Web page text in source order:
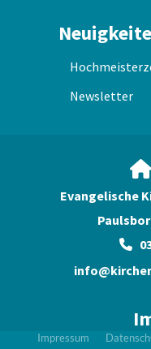
Newsletter

Evangelische

Impressum